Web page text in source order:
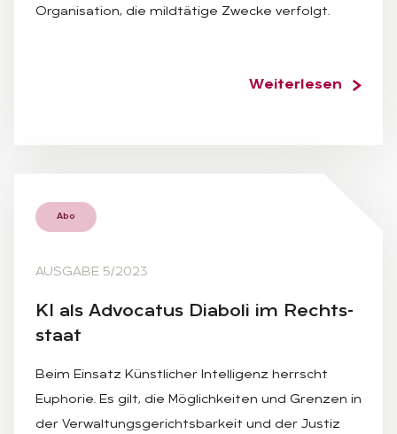
Organisation, die mildtätige Zwecke verfolgt.
Weiterlesen
Abo
AUSGABE 5/2023
KI als Ad­vo­ca­tus Dia­bo­li im Rechts­
staat
Beim Einsatz Künstlicher Intelligenz herrscht
Euphorie. Es gilt, die Möglichkeiten und Grenzen in
der Verwaltungsgerichtsbarkeit und der Justiz